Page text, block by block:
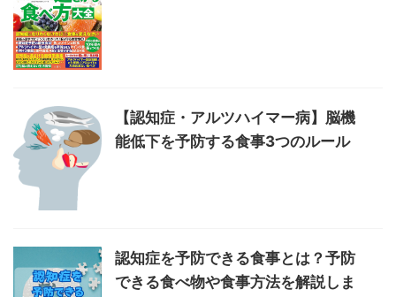
【認知症・アルツハイマー病】脳機
能低下を予防する食事3つのルール
認知症を予防できる食事とは？予防
できる食べ物や食事方法を解説しま